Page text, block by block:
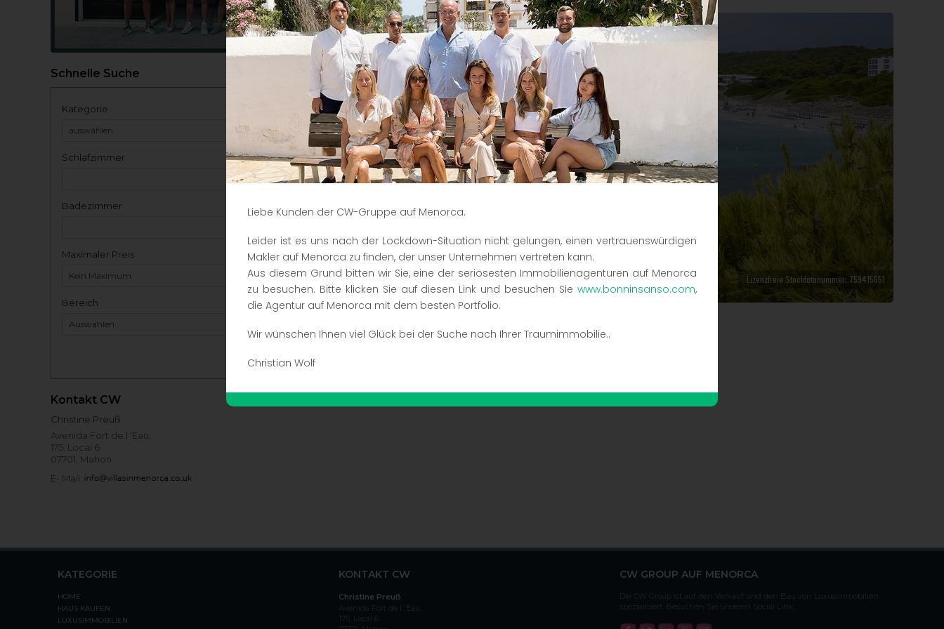
Liebe Kunden der CW-Gruppe auf Menorca.
Leider ist es uns nach der Lockdown-Situation nicht gelungen, einen vertrauenswürdigen
Makler auf Menorca zu finden, der unser Unternehmen vertreten kann.
Aus diesem Grund bitten wir Sie, eine der seriösesten Immobilienagenturen auf Menorca
zu besuchen. Bitte klicken Sie auf diesen Link und besuchen Sie www.bonninsanso.com,
die Agentur auf Menorca mit dem besten Portfolio.
Wir wünschen Ihnen viel Glück bei der Suche nach Ihrer Traumimmobilie..
Christian Wolf
Schnelle Suche
Kategorie
Schlafzimmer
Badezimmer
Maximaler Preis
Bereich
Kontakt CW
Christine Preuß
Avenida Fort de l 'Eau,
175, Local 6
07701, Mahon
E- Mail:
Lizenzfreie Stockfotonummer: 759415651
KATEGORIE
HOME
HAUS KAUFEN
LUXUSIMMOBILIEN
KONTAKT CW
Christine Preuß
Avenida Fort de l 'Eau,
175, Local 6
CW GROUP AUF MENORCA
Die CW Group ist auf den Verkauf und den Bau von Luxusimmobilien
spezialisiert. Besuchen Sie unseren Social Link.